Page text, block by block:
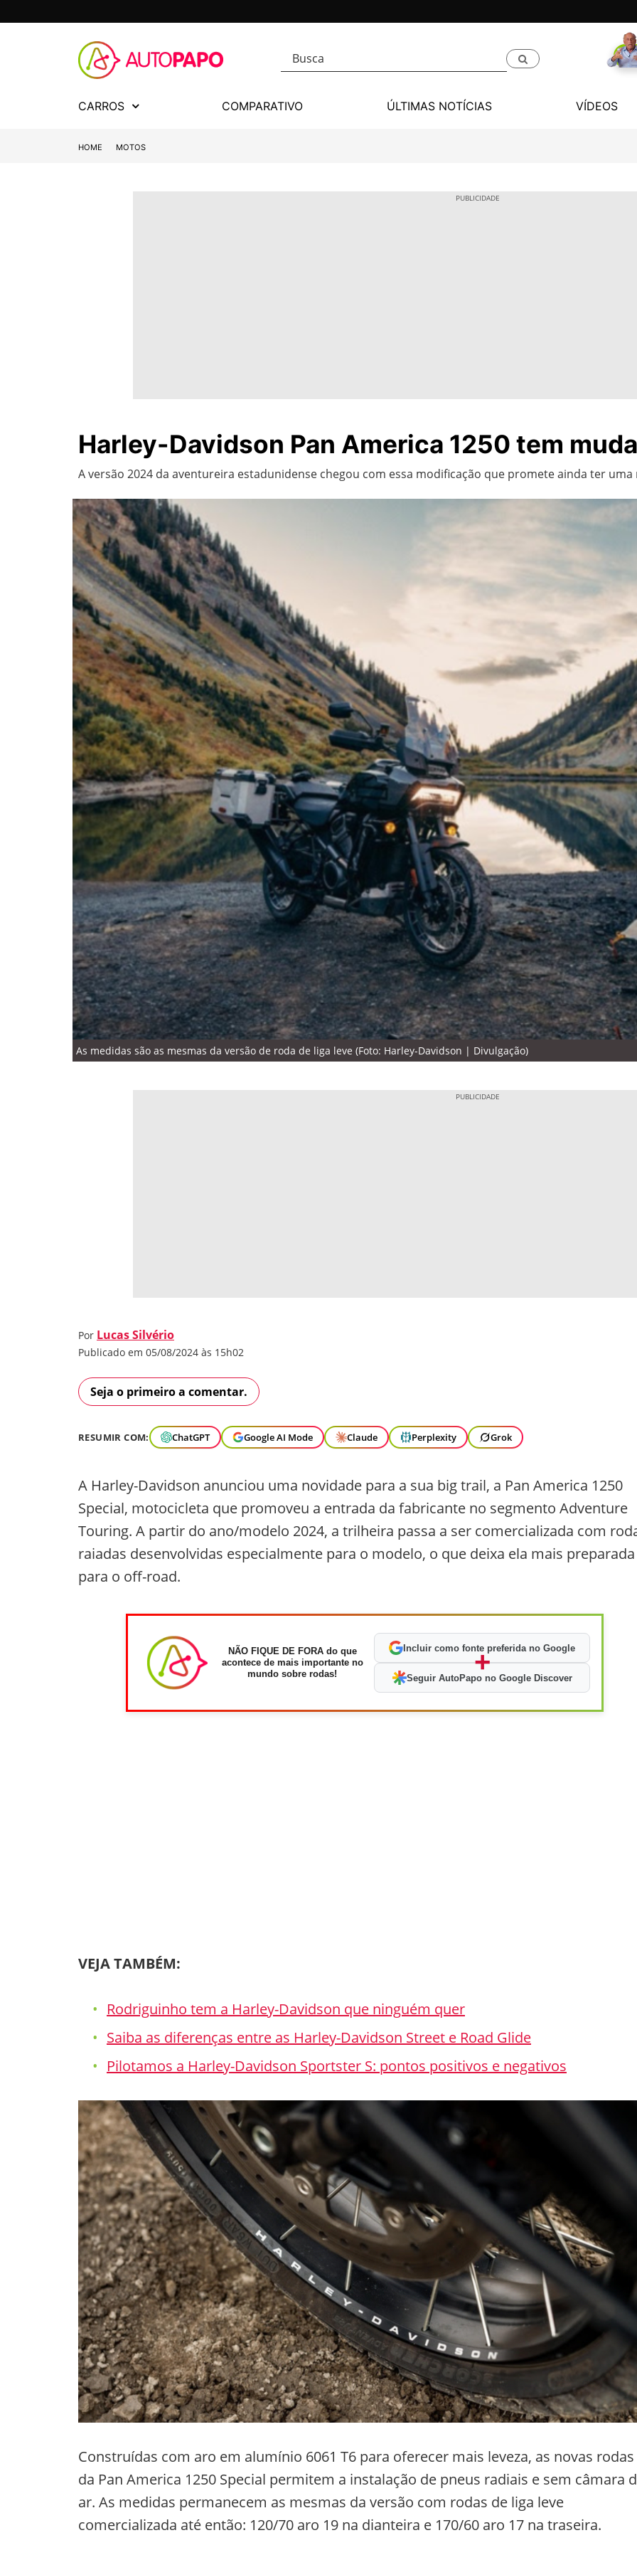
CARROS COMPARATIVO ÚLTIMAS NOTÍCIAS VÍDEOS
HOME MOTOS
Harley-Davidson Pan America 1250 tem
A versão 2024 da aventureira estadunidense chegou com essa modificação que promete ainda ter
As medidas são as mesmas da versão de roda de liga leve (Foto: Harley-Davidson | Divulgação)
Por Lucas Silvério
Publicado em 05/08/2024 às 15h02
Seja o primeiro a comentar.
RESUMIR COM: ChatGPT Google AI Mode Claude Perplexity Grok
A Harley-Davidson anunciou uma novidade para a sua big trail, a Pan America 1250
Special, motocicleta que promoveu a entrada da fabricante no segmento Adventure
Touring. A partir do ano/modelo 2024, a trilheira passa a ser comercializada com
raiadas desenvolvidas especialmente para o modelo, o que deixa ela mais preparada
para o off-road.
NÃO FIQUE DE FORA do que
acontece de mais importante no
mundo sobre rodas!
Incluir como fonte preferida no Google
+
Seguir AutoPapo no Google Discover
VEJA TAMBÉM:
Rodriguinho tem a Harley-Davidson que ninguém quer
Saiba as diferenças entre as Harley-Davidson Street e Road Glide
Pilotamos a Harley-Davidson Sportster S: pontos positivos e negativos
Construídas com aro em alumínio 6061 T6 para oferecer mais leveza, as novas rodas
da Pan America 1250 Special permitem a instalação de pneus radiais e sem câmara
ar. As medidas permanecem as mesmas da versão com rodas de liga leve
comercializada até então: 120/70 aro 19 na dianteira e 170/60 aro 17 na traseira.